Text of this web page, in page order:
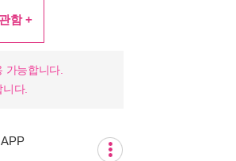
함 +
가능합니다.
다.